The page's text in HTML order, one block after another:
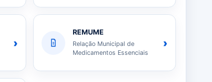
›
REMUME
Relação Municipal de
Medicamentos Essenciais
›